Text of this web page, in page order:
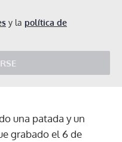
y la política de
una patada y un
grabado el 6 de